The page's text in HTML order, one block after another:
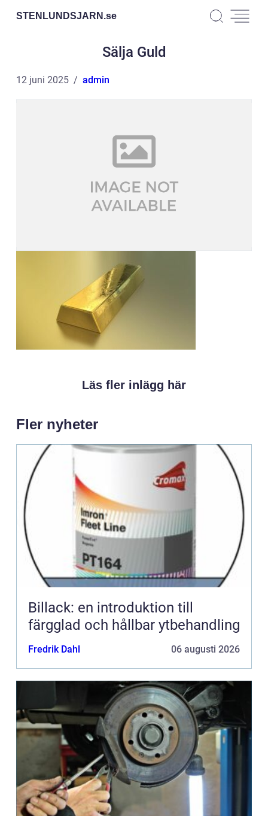
STENLUNDSJARN.se
Sälja Guld
12 juni 2025 admin
Läs fler inlägg här
Fler nyheter
Billack: en introduktion till
färgglad och hållbar ytbehandling
Fredrik Dahl 06 augusti 2026